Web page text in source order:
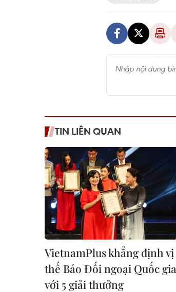
TIN LIÊN QUAN
VietnamPlus khẳng định vị
thế Báo Đối ngoại Quốc gia
với 5 giải thưởng